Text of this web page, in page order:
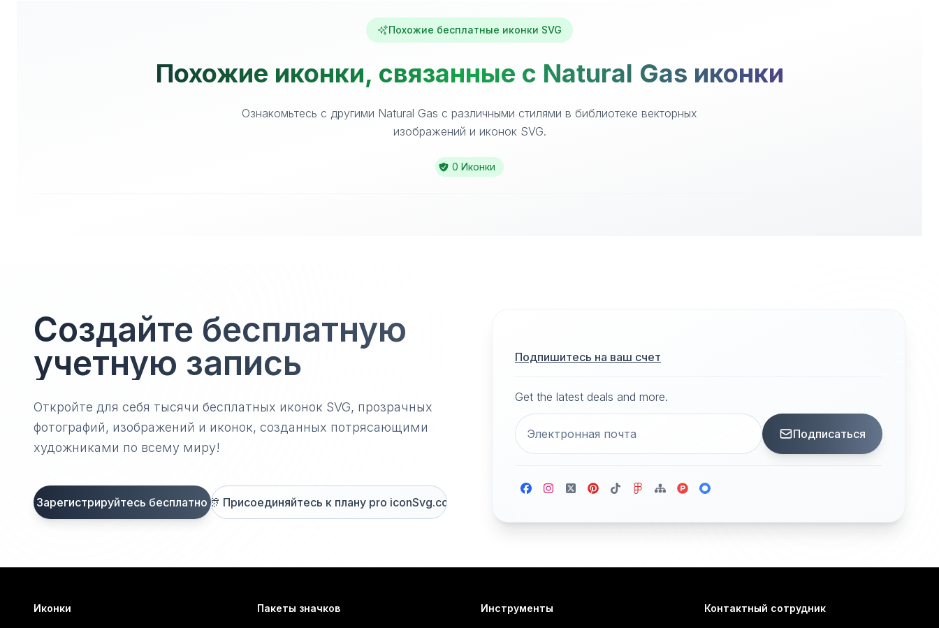
Похожие бесплатные иконки SVG
Похожие иконки, связанные с Natural Gas иконки
Ознакомьтесь с другими Natural Gas с различными стилями в библиотеке векторных
изображений и иконок SVG.
0 Иконки
Создайте бесплатную
учетную запись
Откройте для себя тысячи бесплатных иконок SVG, прозрачных
фотографий, изображений и иконок, созданных потрясающими
художниками по всему миру!
Зарегистрируйтесь бесплатно 🎊 Присоединяйтесь к плану pro iconSvg.co
Подпишитесь на ваш счет
Get the latest deals and more.
Подписаться
Иконки Пакеты значков Инструменты Контактный сотрудник